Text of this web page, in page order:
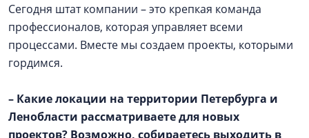
Сегодня штат компании – это крепкая команда
профессионалов, которая управляет всеми
процессами. Вместе мы создаем проекты, которыми
гордимся.
– Какие локации на территории Петербурга и
Ленобласти рассматриваете для новых
проектов? Возможно, собираетесь выходить в